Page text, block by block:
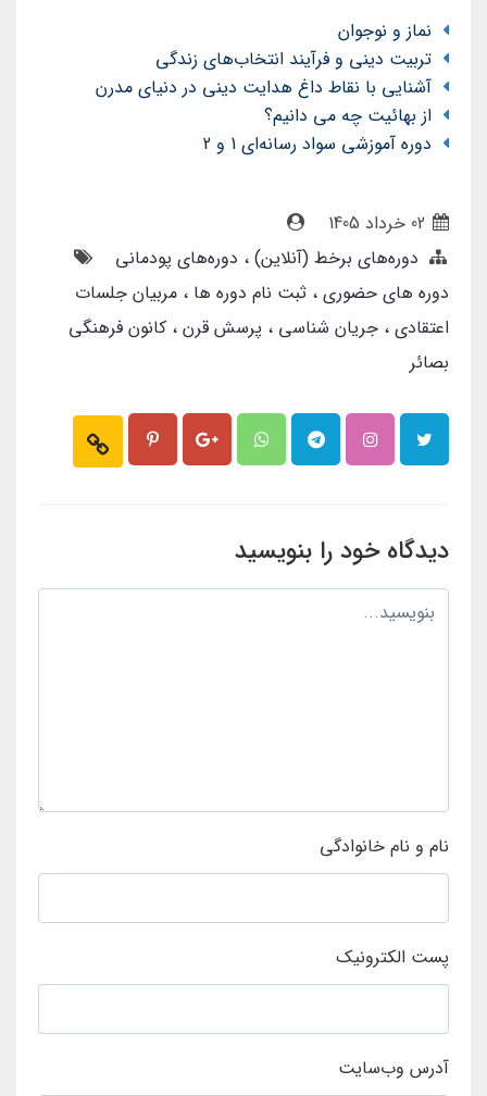
نماز و نوجوان
تربیت دینی و فرآیند انتخاب‌های زندگی
آشنایی با نقاط داغ هدایت دینی در دنیای مدرن
از بهائیت چه می دانیم؟
دوره آموزشی سواد رسانه‌ای 1 و 2
دوره‌های برخط (آنلاین)
دوره‌‌های پودمانی
دوره های حضوری ثبت نام دوره ها
مربیان جلسات
اعتقادی جریان شناسی پرسش قرن کانون فرهنگی
بصائر
دیدگاه خود را بنویسید
نام و نام خانوادگی
پست الکترونیک
آدرس وب‌سایت